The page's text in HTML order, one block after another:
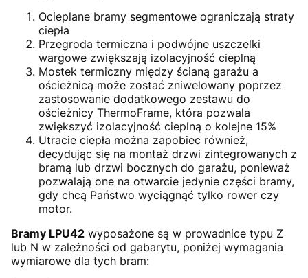
Ocieplane bramy segmentowe ograniczają straty
ciepła
Przegroda termiczna i podwójne uszczelki
wargowe zwiększają izolacyjność cieplną
Mostek termiczny między ścianą garażu a
ościeżnicą może zostać zniwelowany poprzez
zastosowanie dodatkowego zestawu do
ościeżnicy ThermoFrame, która pozwala
zwiększyć izolacyjność cieplną o kolejne 15%
Utracie ciepła można zapobiec również,
decydując się na montaż drzwi zintegrowanych z
bramą lub drzwi bocznych do garażu, ponieważ
pozwalają one na otwarcie jedynie części bramy,
gdy chcą Państwo wyciągnąć tylko rower czy
motor.
Bramy LPU42 wyposażone są w prowadnice typu Z
lub N w zależności od gabarytu, poniżej wymagania
wymiarowe dla tych bram: